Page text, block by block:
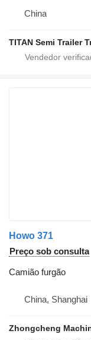
China
TITAN Semi Trailer
Howo 371
Preço sob consulta
Camião furgão
China, Shanghai
Zhongcheng